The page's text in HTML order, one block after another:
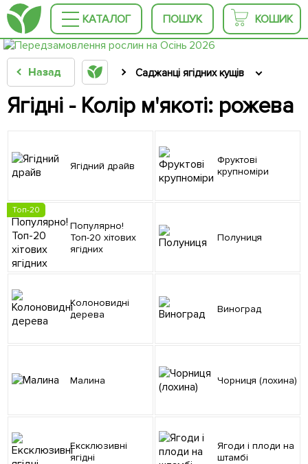
КАТАЛОГ ПОШУК КОШИК
Назад Саджанці ягідних кущів
Ягідні - Колір м'якоті: рожева
Ягідний драйв
Фруктові
крупноміри
Топ-20
Популярно!
Топ-20 хітових
ягідних
Полуниця
Колоновидні
дерева
Виноград
Малина Чорниця (лохина)
Ексклюзивні
ягідні
Ягоди і плоди на
штамбі